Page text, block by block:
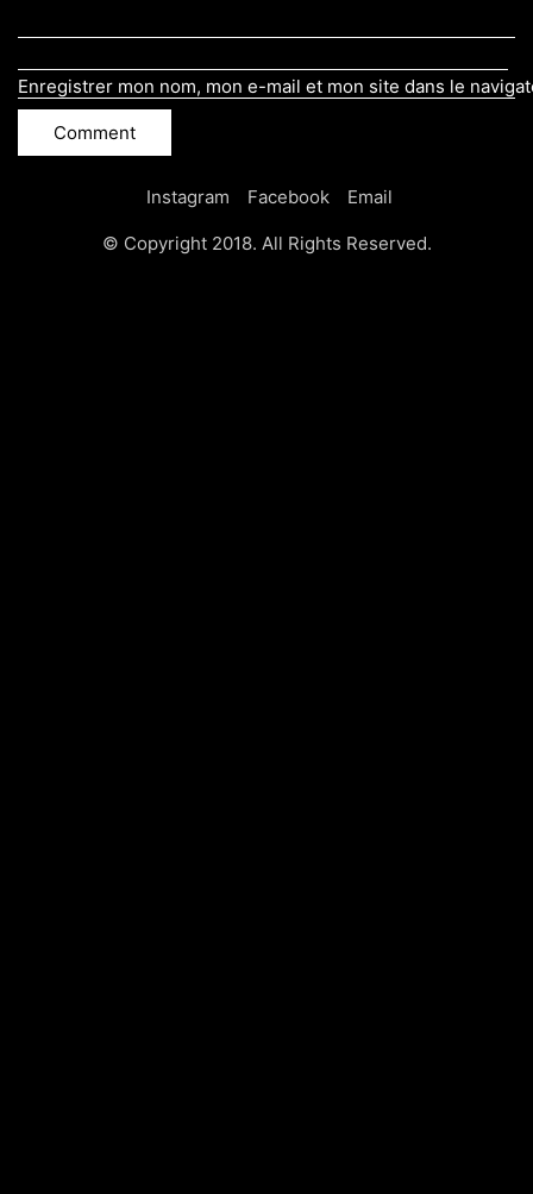
Enregistrer mon nom, mon e-mail et mon site dans le
Instagram Facebook Email
© Copyright 2018. All Rights Reserved.